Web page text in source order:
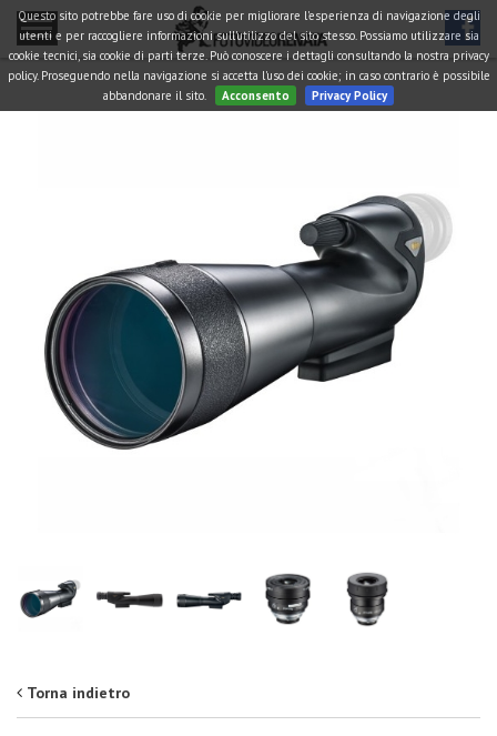
Questo sito potrebbe fare uso di cookie per migliorare l'esperienza di navigazione degli
utenti e per raccogliere informazioni sull'utilizzo del sito stesso. Possiamo utilizzare sia
cookie tecnici, sia cookie di parti terze. Può conoscere i dettagli consultando la nostra privacy
policy. Proseguendo nella navigazione si accetta l'uso dei cookie; in caso contrario è possibile
abbandonare il sito.
Acconsento Privacy Policy
Torna indietro